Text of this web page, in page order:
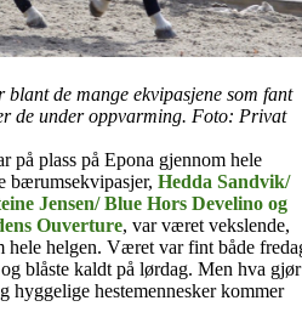
de mange ekvipasjene som fant
de under oppvarming. Foto: Privat
på plass på Epona gjennom hele
bærumsekvipasjer, Hedda Sandvik/
Jensen/ Blue Hors Develino og
Ouverture, var været vekslende,
hele helgen. Været var fint både
blåste kaldt på lørdag. Men hva gjør
hyggelige hestemennesker kommer